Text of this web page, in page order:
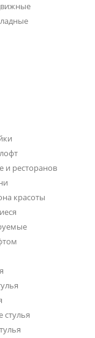
и ресторанов
красоты
стулья